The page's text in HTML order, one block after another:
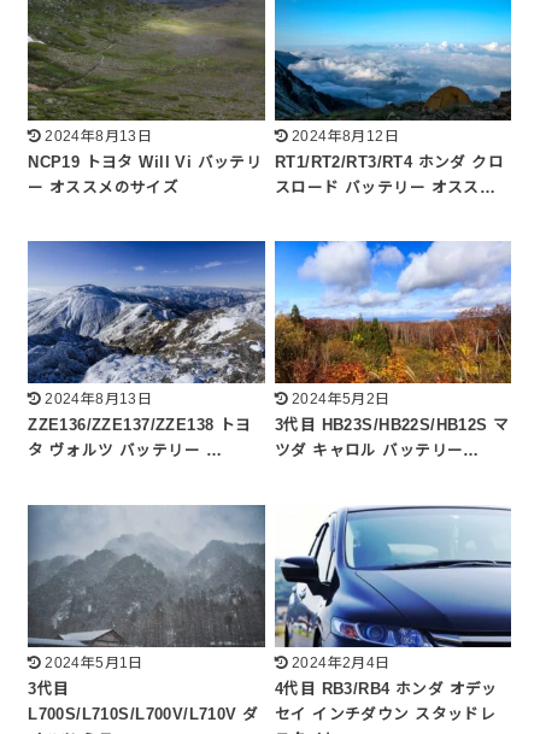
2024年8月13日
NCP19 トヨタ Will Vi バッテリ
ー オススメのサイズ
2024年8月12日
RT1/RT2/RT3/RT4 ホンダ クロ
スロード バッテリー オスス…
2024年8月13日
ZZE136/ZZE137/ZZE138 トヨ
タ ヴォルツ バッテリー …
2024年5月2日
3代目 HB23S/HB22S/HB12S マ
ツダ キャロル バッテリー…
2024年5月1日
3代目
L700S/L710S/L700V/L710V ダ
2024年2月4日
4代目 RB3/RB4 ホンダ オデッ
セイ インチダウン スタッドレ